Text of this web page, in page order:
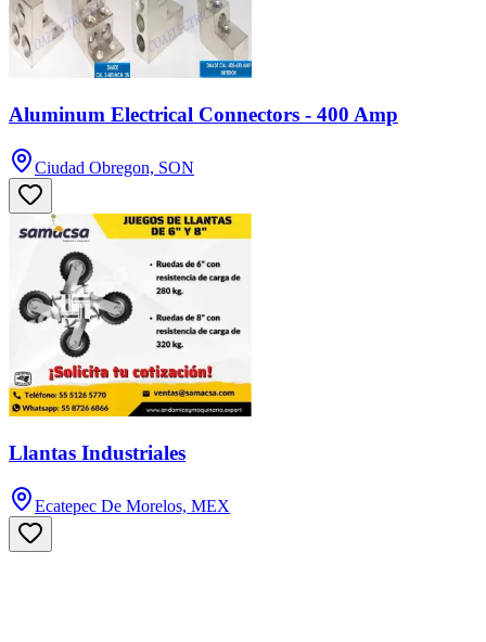
Aluminum Electrical Connectors - 400 Amp
Ciudad Obregon, SON
Llantas Industriales
Ecatepec De Morelos, MEX